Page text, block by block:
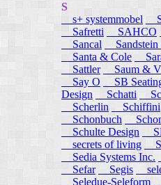
S
s+ systemmobel
Safretti
SAHCO
Sancal
Sandstein
Santa & Cole
Sattler
Saum &
Say O
SB
Design
Schatti
Scherlin
Schiffini
Schonbuch
Schulte Design
secrets of living
Sedia Systems Inc.
Sefar
Segis
Seledue-Seleform